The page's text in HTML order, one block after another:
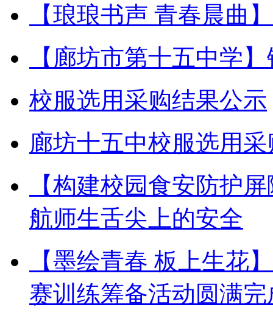
【琅琅书声 青春晨曲
【廊坊市第十五中学
校服选用采购结果公示
廊坊十五中校服选用
【构建校园食安防护
航师生舌尖上的安全
【墨绘青春 板上生花
赛训练筹备活动圆满完